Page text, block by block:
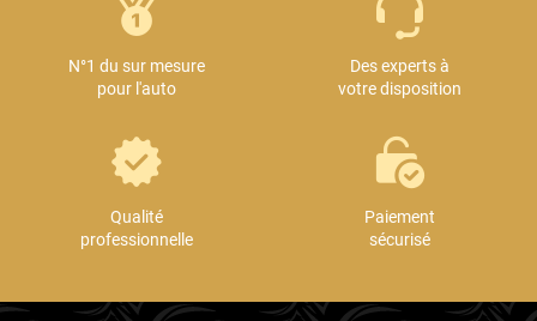
N°1 du sur mesure
pour l'auto
Des experts à
votre disposition
Qualité
professionnelle
Paiement
sécurisé